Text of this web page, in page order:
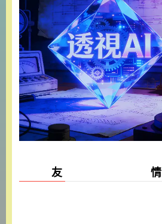
友 情